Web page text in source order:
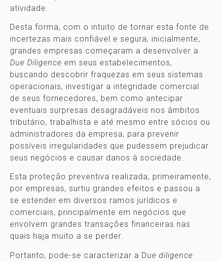
atividade.
Desta forma, com o intuito de tornar esta fonte de
incertezas mais confiável e segura, inicialmente,
grandes empresas começaram a desenvolver a
Due Diligence em seus estabelecimentos,
buscando descobrir fraquezas em seus sistemas
operacionais, investigar a integridade comercial
de seus fornecedores, bem como antecipar
eventuais surpresas desagradáveis nos âmbitos
tributário, trabalhista e até mesmo entre sócios ou
administradores da empresa, para prevenir
possíveis irregularidades que pudessem prejudicar
seus negócios e causar danos à sociedade.
Esta proteção preventiva realizada, primeiramente,
por empresas, surtiu grandes efeitos e passou a
se estender em diversos ramos jurídicos e
comerciais, principalmente em negócios que
envolvem grandes transações financeiras nas
quais haja muito a se perder.
Portanto, pode-se caracterizar a Due diligence